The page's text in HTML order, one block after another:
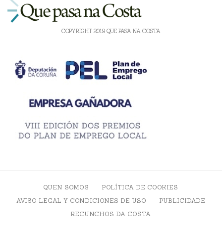
COPYRIGHT 2019 QUE PASA NA COSTA
QUEN SOMOS
POLÍTICA DE COOKIES
AVISO LEGAL Y CONDICIONES DE USO
PUBLICIDADE
RECUNCHOS DA COSTA